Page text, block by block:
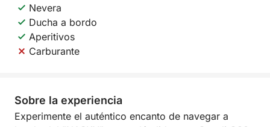
Nevera
Ducha a bordo
Aperitivos
Carburante
Sobre la experiencia
Experimente el auténtico encanto de navegar a